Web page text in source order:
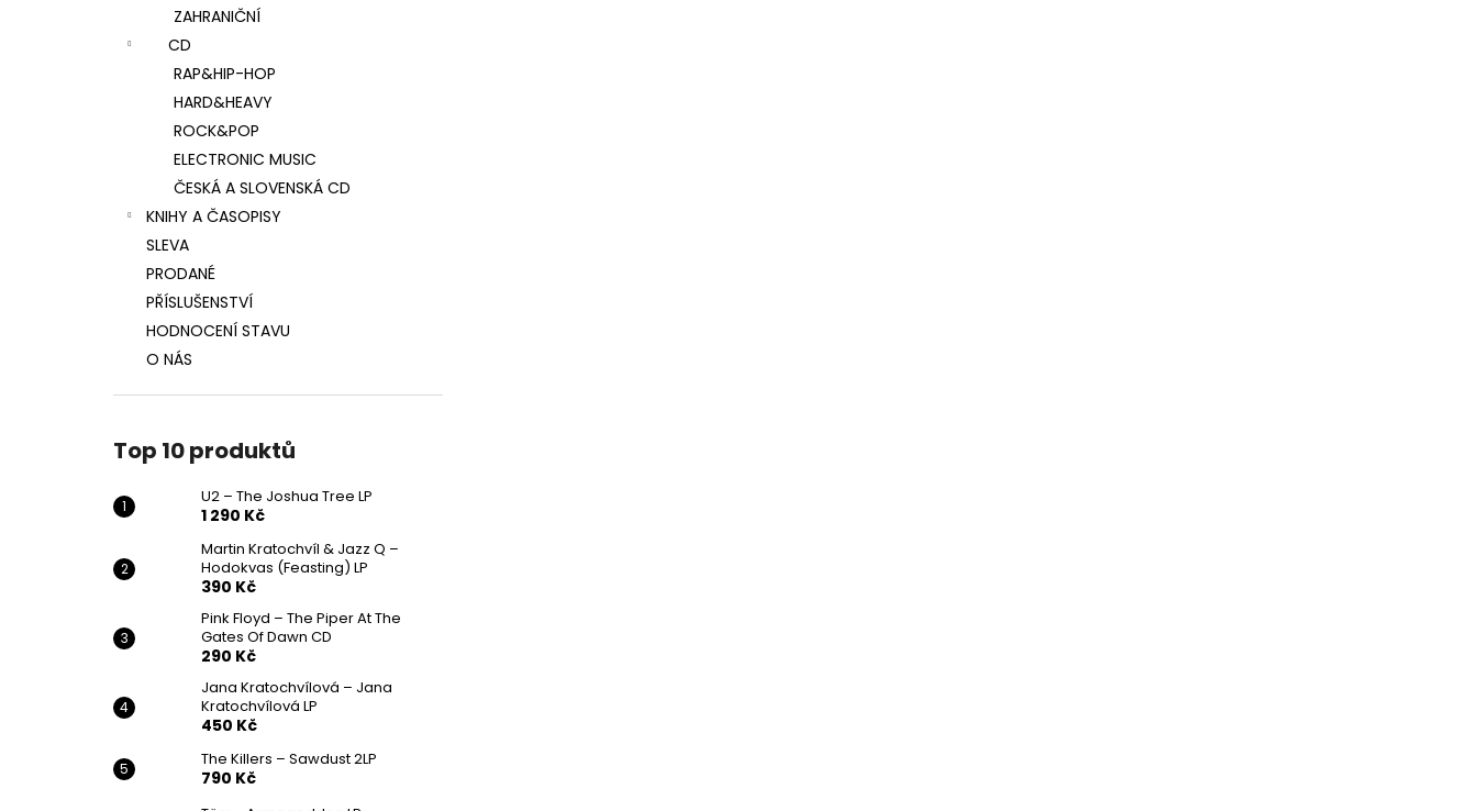
ZAHRANIČNÍ
CD
RAP&HIP-HOP
HARD&HEAVY
ROCK&POP
ELECTRONIC MUSIC
ČESKÁ A SLOVENSKÁ CD
KNIHY A ČASOPISY
SLEVA
PRODANÉ
PŘÍSLUŠENSTVÍ
HODNOCENÍ STAVU
O NÁS
Top 10 produktů
U2 – The Joshua Tree LP
1 290 Kč
Martin Kratochvíl & Jazz Q ‎–
Hodokvas (Feasting) LP
390 Kč
Pink Floyd – The Piper At The
Gates Of Dawn CD
290 Kč
Jana Kratochvílová – Jana
Kratochvílová LP
450 Kč
The Killers – Sawdust 2LP
790 Kč